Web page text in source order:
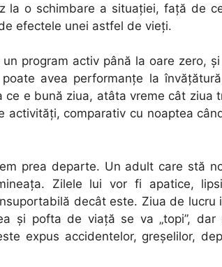
la o schimbare a situației, față de
efectele unei astfel de vieți.
program activ până la oare zero,
avea performanțe la
e bună ziua, atâta vreme cât ziua
comparativ cu noaptea
prea departe. Un adult care stă
Zilele lui vor fi apatice,
decât este. Ziua de lucru
și pofta de viață se va „topi”, dar
expus accidentelor, greșelilor,